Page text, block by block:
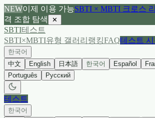
NEW이제 이용 가능SBTI × MBTI 크로스
격 조합 탐색
✕
SBTI테스트
SBTI×MBTI유형 갤러리 랭킹FAQ테스트
한국어
中文
English 日本語 한국어 Español
Português
Русский
테스트
한국어